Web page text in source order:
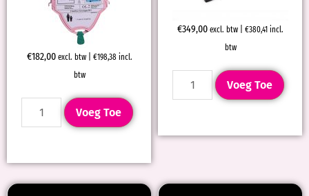
€182,00 excl. btw | €198,38 incl.
btw
Voeg Toe
€349,00 excl. btw | €380,41 incl.
btw
Voeg Toe